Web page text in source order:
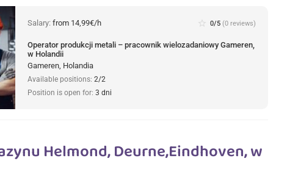
Salary: from 14,99€/h star_border 0/5 (0 reviews)
Operator produkcji metali – pracownik wielozadaniowy Gameren,
w Holandii
Gameren, Holandia
Available positions: 2/2
Position is open for: 3 dni
Helmond, Deurne,Eindhoven, w